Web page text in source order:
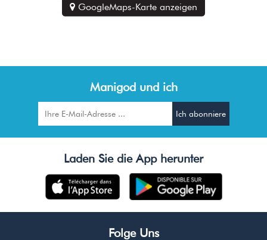
GoogleMaps-Karte anzeigen
Manigod und ich
Folge Uns
Laden Sie die App herunter